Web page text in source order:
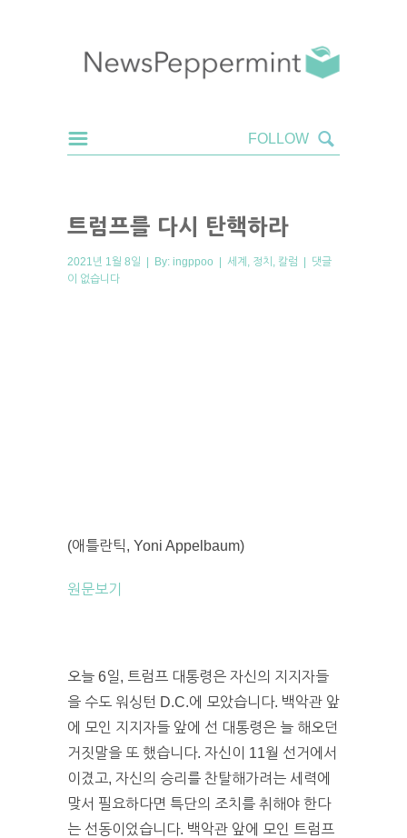
트럼프를 다시 탄핵하라
2021년 1월 8일 | By: ingppoo | 세계 정치 칼럼 | 댓글
이 없습니다
(애틀란틱, Yoni Appelbaum)
원문보기
오늘 6일, 트럼프 대통령은 자신의 지지자들
을 수도 워싱턴 D.C.에 모았습니다. 백악관 앞
에 모인 지지자들 앞에 선 대통령은 늘 해오던
거짓말을 또 했습니다. 자신이 11월 선거에서
이겼고, 자신의 승리를 찬탈해가려는 세력에
맞서 필요하다면 특단의 조치를 취해야 한다
는 선동이었습니다. 백악관 앞에 모인 트럼프